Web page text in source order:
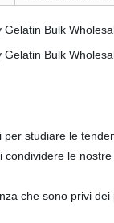
studiare le
le
che sono privi